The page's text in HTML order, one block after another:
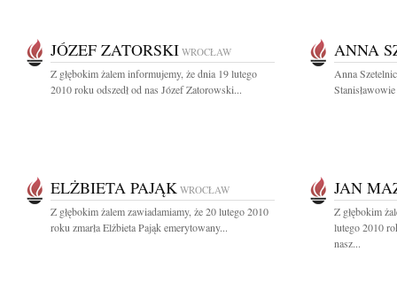
JÓZEF ZATORSKI WROCŁAW
Z głębokim żalem informujemy, że dnia 19 lutego
2010 roku odszedł od nas Józef Zatorowski...
ANNA
Anna
ELŻBIETA PAJĄK WROCŁAW
Z głębokim żalem zawiadamiamy, że 20 lutego 2010
roku zmarła Elżbieta Pająk emerytowany...
JAN
Z głębokim
lutego 2010
nasz...